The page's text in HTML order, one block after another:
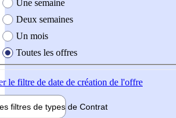
Une semaine
Deux semaines
Un mois
Toutes les offres
le filtre de date de création de l'offre
filtres de types de Contrat